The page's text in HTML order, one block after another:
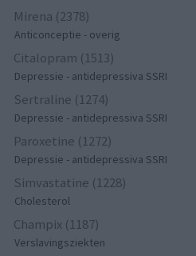
Mirena (2378)
Anticonceptie - overig
Citalopram (1513)
Depressie - antidepressiva SSRI
Sertraline (1274)
Depressie - antidepressiva SSRI
Paroxetine (1272)
Depressie - antidepressiva SSRI
Simvastatine (1228)
Cholesterol
Champix (1187)
Verslavingsziekten